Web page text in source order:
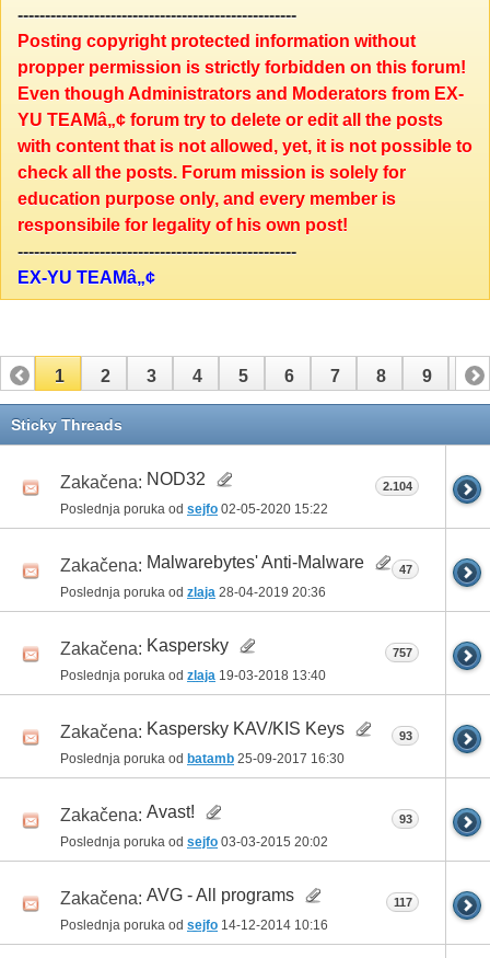
---------------------------------------------------
Posting copyright protected information without
propper permission is strictly forbidden on this forum!
Even though Administrators and Moderators from EX-
YU TEAMâ„¢ forum try to delete or edit all the posts
with content that is not allowed, yet, it is not possible to
check all the posts. Forum mission is solely for
education purpose only, and every member is
responsibile for legality of his own post!
---------------------------------------------------
EX-YU TEAMâ„¢
1 2 3 4 5 6 7 8 9 10
11 12
Sticky Threads
Zakačena: NOD32
Poslednja poruka od sejfo 02-05-2020 15:22
2.104
Zakačena: Malwarebytes' Anti-Malware
Poslednja poruka od zlaja 28-04-2019 20:36
47
Zakačena: Kaspersky
Poslednja poruka od zlaja 19-03-2018 13:40
757
Zakačena: Kaspersky KAV/KIS Keys
Poslednja poruka od batamb 25-09-2017 16:30
93
Zakačena: Avast!
Poslednja poruka od sejfo 03-03-2015 20:02
93
Zakačena: AVG - All programs
Poslednja poruka od sejfo 14-12-2014 10:16
117